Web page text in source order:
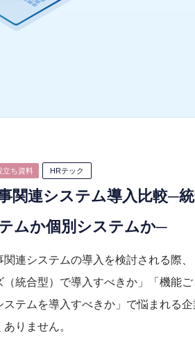
立ち資料 HRテック
関連システム導入比較─
ムか個別システムか─
関連システムの導入を検討される際、
（統合型）で導入すべきか」「機能ご
ステムを導入すべきか」で悩まれる
ありません。